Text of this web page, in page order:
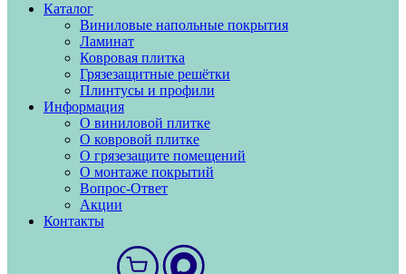
Каталог
Виниловые напольные покрытия
Ламинат
Ковровая плитка
Грязезащитные решётки
Плинтусы и профили
Информация
О виниловой плитке
О ковровой плитке
О грязезащите помещений
О монтаже покрытий
Вопрос-Ответ
Акции
Контакты